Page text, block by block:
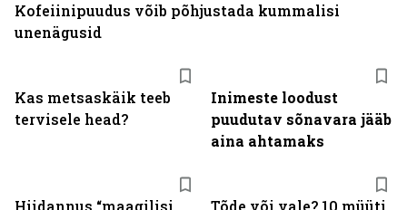
Kas metsaskäik teeb
tervisele head?
Inimeste loodust
puudutav sõnavara jääb
aina ahtamaks
Hiidannus “maagilisi
Tõde või vale? 10 müüti
Kofeiinipuudus võib põhjustada kummalisi
unenägusid